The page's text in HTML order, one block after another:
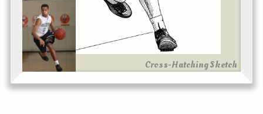
Cross-Hatching Sketch